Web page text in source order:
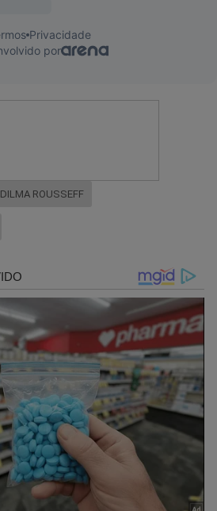
DILMA ROUSSEFF